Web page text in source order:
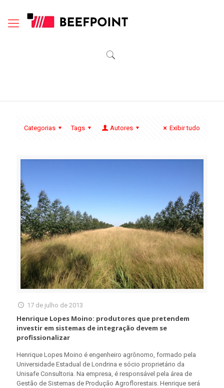
Categorias Tags Autores Exibir tudo
17 de julho de 2013
Henrique Lopes Moino: produtores que pretendem
investir em sistemas de integração devem se
profissionalizar
Henrique Lopes Moino é engenheiro agrônomo, formado pela
Universidade Estadual de Londrina e sócio proprietário da
Unisafe Consultoria. Na empresa, é responsável pela área de
Gestão de Sistemas de Produção Agroflorestais. Henrique será